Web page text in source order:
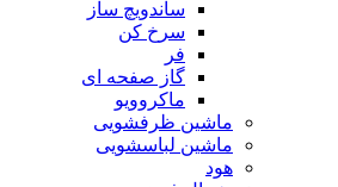
ساندویچ ساز
سرخ کن
فر
گاز صفحه ای
ماکروویو
ماشین ظرفشویی
ماشین لباسشویی
هود